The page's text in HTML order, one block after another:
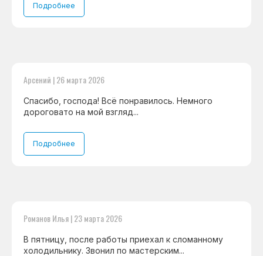
Подробнее
Арсений | 26 марта 2026
Спасибо, господа! Всё понравилось. Немного
дороговато на мой взгляд...
Подробнее
Романов Илья | 23 марта 2026
В пятницу, после работы приехал к сломанному
холодильнику. Звонил по мастерским...